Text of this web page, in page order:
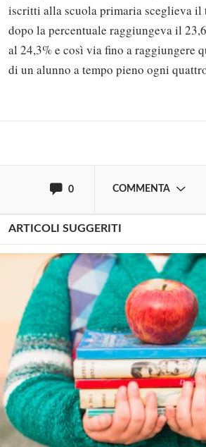
iscritti alla scuola primaria sceglieva il
dopo la percentuale raggiungeva il
al 24,3% e così via fino a raggiungere
di un alunno a tempo pieno ogni
0 COMMENTA
Solo gli utenti registrati
commentare!
ARTICOLI SUGGERITI